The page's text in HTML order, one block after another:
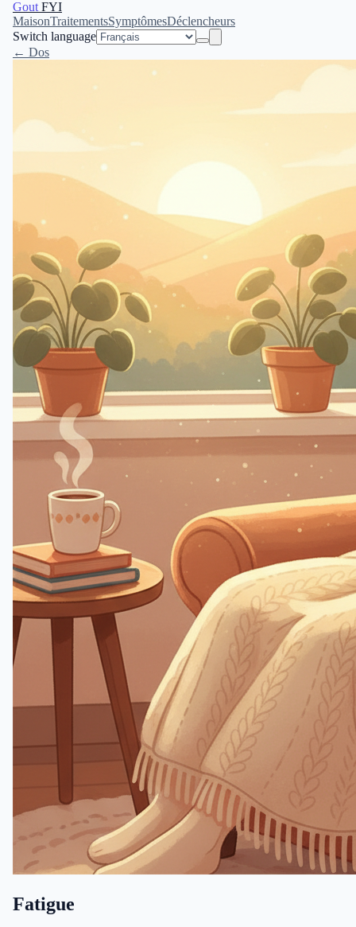
Gout FYI
MaisonTraitementsSymptômesDéclencheurs
Switch language
← Dos
Fatigue